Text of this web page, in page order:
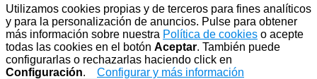
Utilizamos cookies propias y de terceros para fines analíticos
y para la personalización de anuncios. Pulse para obtener
más información sobre nuestra Política de cookies o acepte
todas las cookies en el botón Aceptar. También puede
configurarlas o rechazarlas haciendo click en
Configuración. Configurar y más información